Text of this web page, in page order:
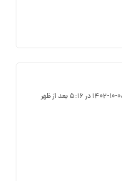
10-08 در 5:16 بعد از ظهر